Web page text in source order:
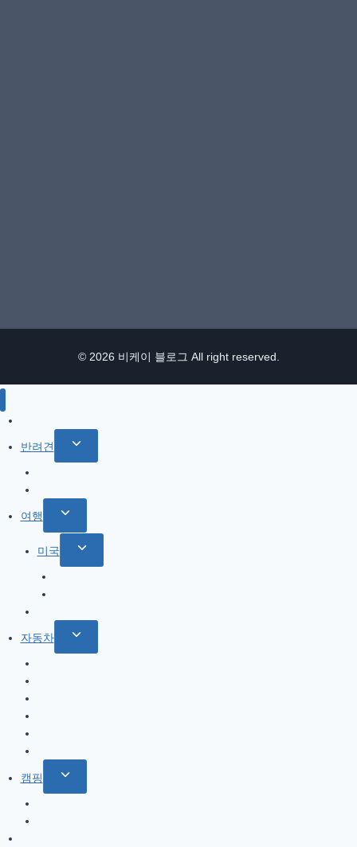
© 2026 비케이 블로그 All right reserved.
반려견
Toggle
child
여행
Toggle
child
menu
미국
Toggle
child
자동차
Toggle
child
캠핑
Toggle
child